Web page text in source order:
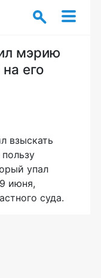
мэрию
его
взыскать
упал
июня,
суда.